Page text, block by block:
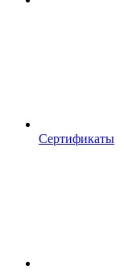
Сертификаты